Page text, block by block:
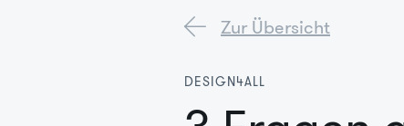
Zur Übersicht
DESIGN4ALL